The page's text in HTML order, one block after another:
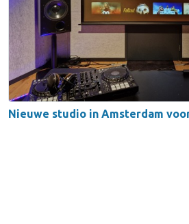
Nieuwe studio in Amsterdam